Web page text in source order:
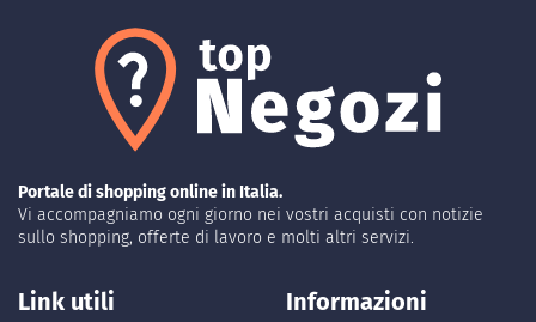
Portale di shopping online in Italia.
Vi accompagniamo ogni giorno nei vostri acquisti con notizie
sullo shopping, offerte di lavoro e molti altri servizi.
Link utili Informazioni